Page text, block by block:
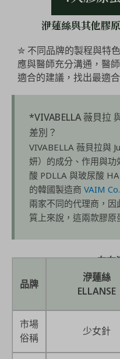
洢蓮絲與其他膠
✮ 不同品牌的製程與特
應與醫師充分溝通，醫
適合的建議，找出最適
*VIVABELLA 薇貝拉
差別？
VIVABELLA 薇貝拉與
妍）的成分、作用與
酸 PDLLA 與玻尿酸
的韓國製造商 VAIM
兩家不同的代理商，
質上來說，這兩款膠原
左右
品牌
洢蓮絲
ELLANSE
市場
俗稱
少女針